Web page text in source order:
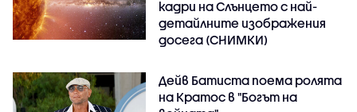
кадри на Слънцето с най-
детайлните изображения
досега (СНИМКИ)
Дейв Батиста поема ролята
на Кратос в "Богът на